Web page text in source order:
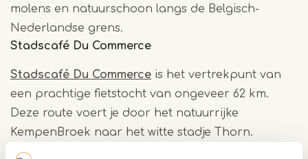
molens en natuurschoon langs de Belgisch-
Nederlandse grens.
Stadscafé Du Commerce
Stadscafé Du Commerce is het vertrekpunt van
een prachtige fietstocht van ongeveer 62 km.
Deze route voert je door het natuurrijke
KempenBroek naar het witte stadje Thorn.
Onderweg fiets je langs de grens tussen Belgisch